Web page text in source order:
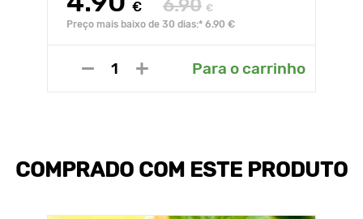
€ 6.90 €
Preço mais baixo de 30 dias:* 6.90 €
Para o carrinho
COMPRADO COM ESTE PRODUTO